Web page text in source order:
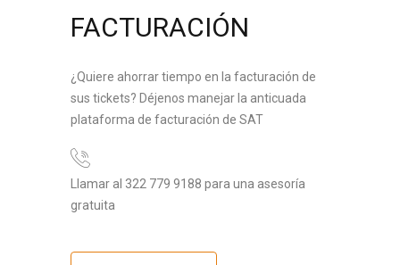
FACTURACIÓN
¿Quiere ahorrar tiempo en la facturación de
sus tickets? Déjenos manejar la anticuada
plataforma de facturación de SAT
Llamar al 322 779 9188 para una asesoría
gratuita